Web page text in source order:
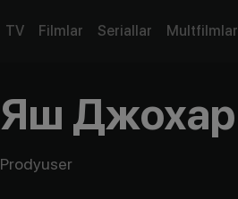
TV Filmlar Seriallar Multfilmlar
Яш Джохар
Prodyuser